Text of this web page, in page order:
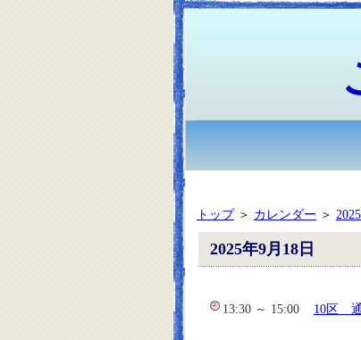
トップ＞ カレンダー ＞
2025年9月18日
13:30 ～ 15:00 10区 通